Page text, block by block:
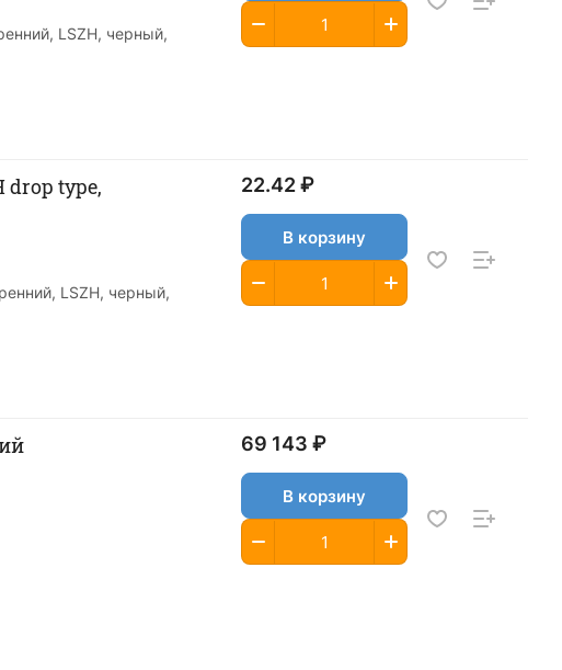
LSZH, черный,
drop type,
LSZH, черный,
22.42 ₽
В корзину
69 143 ₽
В корзину